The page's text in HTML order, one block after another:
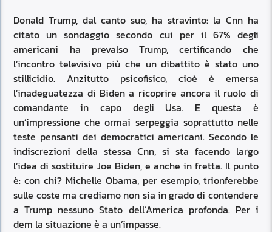
Donald Trump, dal canto suo, ha stravinto: la Cnn ha
citato un sondaggio secondo cui per il 67% degli
americani ha prevalso Trump, certificando che
l’incontro televisivo più che un dibattito è stato uno
stillicidio. Anzitutto psicofisico, cioè è emersa
l’inadeguatezza di Biden a ricoprire ancora il ruolo di
comandante in capo degli Usa. E questa è
un’impressione che ormai serpeggia soprattutto nelle
teste pensanti dei democratici americani. Secondo le
indiscrezioni della stessa Cnn, si sta facendo largo
l’idea di sostituire Joe Biden, e anche in fretta. Il punto
è: con chi? Michelle Obama, per esempio, trionferebbe
sulle coste ma crediamo non sia in grado di contendere
a Trump nessuno Stato dell’America profonda. Per i
dem la situazione è a un’impasse.